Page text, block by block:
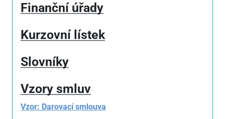
Finanční úřady
Kurzovní lístek
Slovníky
Vzory smluv
Vzor: Darovací smlouva